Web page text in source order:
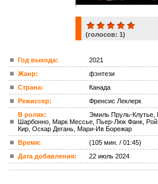
(голосов: 1)
Год выхода:
2021
Жанр:
фэнтези
Страна:
Канада
Режиссер:
Френсис Леклерк
В ролях:
Эмиль Пруль-
Шарбонно, Марк Мессье, Пьер-Люк Фанк,
Кир, Оскар Дегань, Мари-Ив Борежар
Время:
(105 мин. / 01:45)
Дата добавления:
22 июль 2024